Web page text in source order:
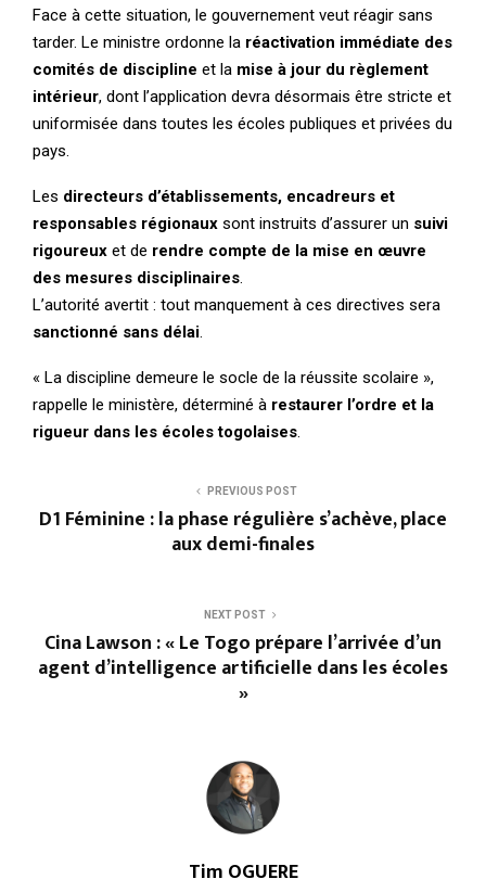
Face à cette situation, le gouvernement veut réagir sans
tarder. Le ministre ordonne la réactivation immédiate des
comités de discipline et la mise à jour du règlement
intérieur, dont l’application devra désormais être stricte et
uniformisée dans toutes les écoles publiques et privées du
pays.
Les directeurs d’établissements, encadreurs et
responsables régionaux sont instruits d’assurer un suivi
rigoureux et de rendre compte de la mise en œuvre
des mesures disciplinaires
L’autorité avertit : tout manquement à ces directives sera
sanctionné sans délai
« La discipline demeure le socle de la réussite scolaire »,
rappelle le ministère, déterminé à restaurer l’ordre et la
rigueur dans les écoles togolaises
PREVIOUS POST
D1 Féminine : la phase régulière s’achève, place
aux demi-finales
NEXT POST
Cina Lawson : « Le Togo prépare l’arrivée d’un
agent d’intelligence artificielle dans les écoles
»
Tim OGUERE